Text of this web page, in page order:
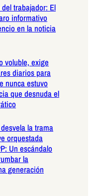
trabajador: El
informativo
en la noticia
voluble, exige
diarios para
nunca estuvo
que desnuda el
la trama
orquestada
Un escándalo
la
generación